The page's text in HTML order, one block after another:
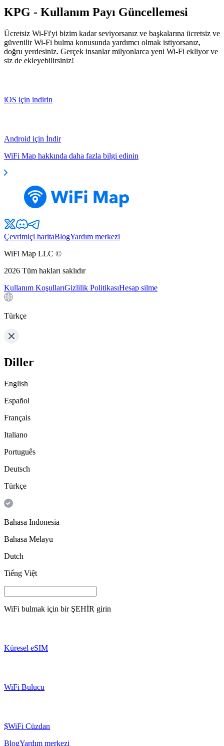
KPG - Kullanım Payı Güncellemesi
Ücretsiz Wi-Fi'yi bizim kadar seviyorsanız ve başkalarına ücretsiz ve
güvenilir Wi-Fi bulma konusunda yardımcı olmak istiyorsanız,
doğru yerdesiniz. Gerçek insanlar milyonlarca yeni Wi-Fi ekliyor ve
siz de ekleyebilirsiniz!
iOS için indirin
Android için İndir
WiFi Map hakkında daha fazla bilgi edinin
Çevrimiçi haritaBlogYardım merkezi
WiFi Map LLC ©
2026 Tüm hakları saklıdır
Kullanım KoşullarıGizlilik PolitikasıHesap silme
Türkçe
Diller
English
Español
Français
Italiano
Português
Deutsch
Türkçe
Bahasa Indonesia
Bahasa Melayu
Dutch
Tiếng Việt
WiFi bulmak için bir ŞEHİR girin
Küresel eSIM
WiFi Bulucu
$WiFi Cüzdan
BlogYardım merkezi